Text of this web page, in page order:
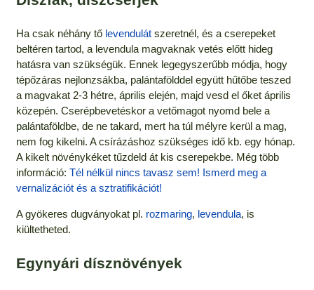
Ha csak néhány tő levendulátszeretnél, és a cserepeket
beltéren tartod, a levendula magvaknak vetés előtt hideg
hatásra van szükségük. Ennek legegyszerűbb módja, hogy
tépőzáras nejlonzsákba, palántafölddel együtt hűtőbe teszed
a magvakat 2-3 hétre, április elején, majd vesd el őket április
közepén. Cserépbevetéskor a vetőmagot nyomd bele a
palántaföldbe, de ne takard, mert ha túl mélyre kerül a mag,
nem fog kikelni. A csírázáshoz szükséges idő kb. egy hónap.
A kikelt növénykéket tűzdeld át kis cserepekbe. Még több
információ: Tél nélkül nincs tavasz sem! Ismerd meg a
vernalizációt és a sztratifikációt!
A gyökeres dugványokat pl. rozmaring, levendula, is
kiültetheted.
Egynyári dísznövények